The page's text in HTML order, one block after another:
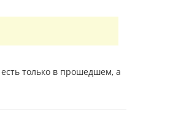
только в прошедшем, а